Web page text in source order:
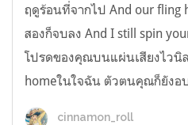
ฤดูร้อนที่จากไป And our fling
สองก็จบลง And I still spin
โปรดของคุณบนแผ่นเสียงไวนิ
homeในใจฉัน ตัวตนคุณก็ยังอ
cinnamon_roll